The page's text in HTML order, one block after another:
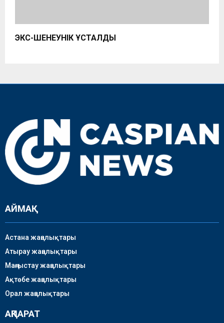
ЭКС-ШЕНЕУНІК ҰСТАЛДЫ
АЙМАҚ
Астана жаңалықтары
Атырау жаңалықтары
Маңғыстау жаңалықтары
Ақтөбе жаңалықтары
Орал жаңалықтары
АҚПАРАТ